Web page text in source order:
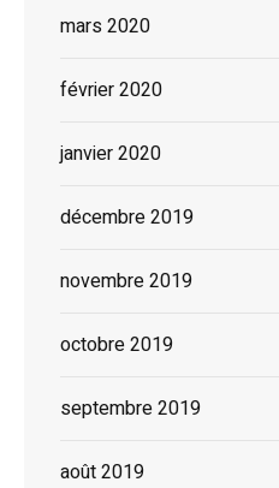
mars 2020
février 2020
janvier 2020
décembre 2019
novembre 2019
octobre 2019
septembre 2019
août 2019